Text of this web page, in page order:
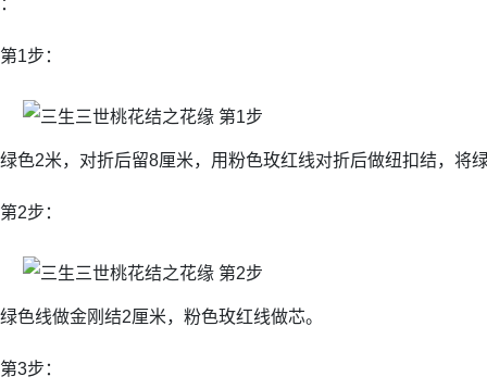
：
第1步：
绿色2米，对折后留8厘米，用粉色玫红线对折后做纽扣结，将
第2步：
绿色线做金刚结2厘米，粉色玫红线做芯。
第3步：